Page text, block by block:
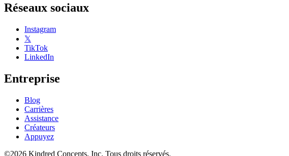
Réseaux sociaux
Instagram
𝕏
TikTok
LinkedIn
Entreprise
Blog
Carrières
Assistance
Créateurs
Appuyez
©2026 Kindred Concepts, Inc. Tous droits réservés.